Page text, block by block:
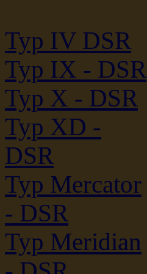
Typ IV DSR
Typ IX - DSR
Typ X - DSR
Typ XD -
DSR
Typ Mercator
- DSR
Typ Meridian